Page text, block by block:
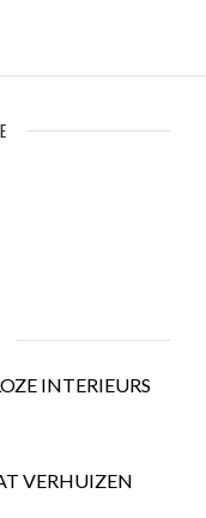
INTERIEURS
VERHUIZEN